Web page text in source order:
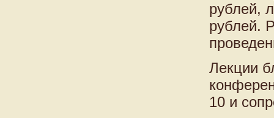
рублей,
рублей.
Лекции
10 и